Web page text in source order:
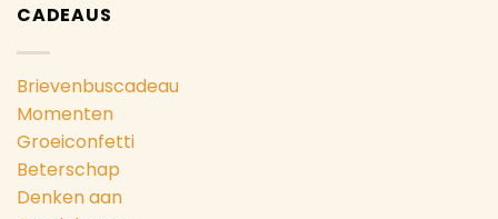
CADEAUS
Brievenbuscadeau
Momenten
Groeiconfetti
Beterschap
Denken aan